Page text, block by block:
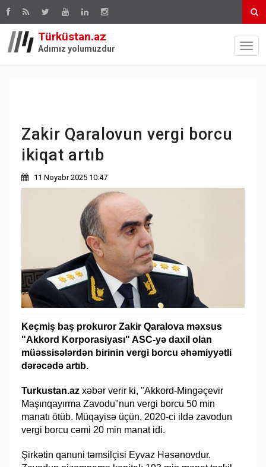
Türküstan.az
Adımız yolumuzdur
Zakir Qaralovun vergi borcu
ikiqat artıb
11 Noyabr 2025 10:47
Keçmiş baş prokuror Zakir Qaralova məxsus
"Akkord Korporasiyası" ASC-yə daxil olan
müəssisələrdən birinin vergi borcu əhəmiyyətli
dərəcədə artıb.
Turkustan.az xəbər verir ki, "Akkord-Mingəçevir
Maşınqayırma Zavodu"nun vergi borcu 50 min
manatı ötüb. Müqayisə üçün, 2020-ci ildə zavodun
vergi borcu cəmi 20 min manat idi.
Şirkətin qanuni təmsilçisi Eyvaz Həsənovdur.